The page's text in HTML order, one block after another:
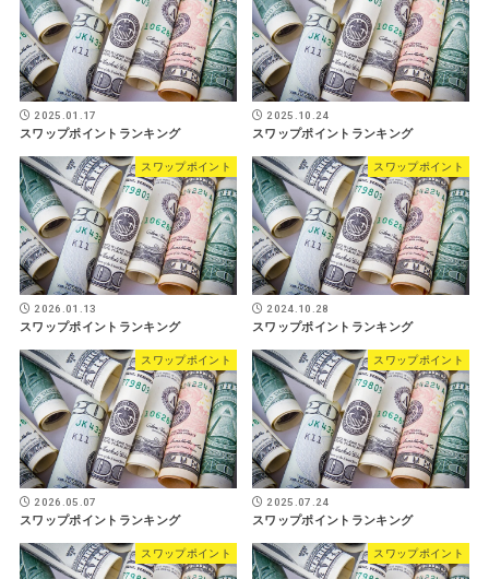
2025.01.17
スワップポイントランキング
2025.10.24
スワップポイントランキング
スワップポイント
2026.01.13
スワップポイントランキング
スワップポイント
2024.10.28
スワップポイントランキング
スワップポイント
2026.05.07
スワップポイントランキング
スワップポイント
2025.07.24
スワップポイントランキング
スワップポイント スワップポイント